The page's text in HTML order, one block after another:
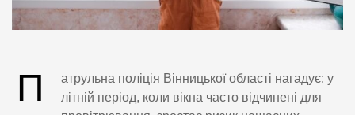
П
атрульна поліція Вінницької області нагадує: у
літній період, коли вікна часто відчинені для